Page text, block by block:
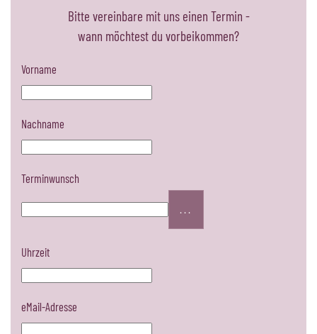
Bitte vereinbare mit uns einen Termin -
wann möchtest du vorbeikommen?
Vorname
Nachname
Terminwunsch
...
Uhrzeit
eMail-Adresse